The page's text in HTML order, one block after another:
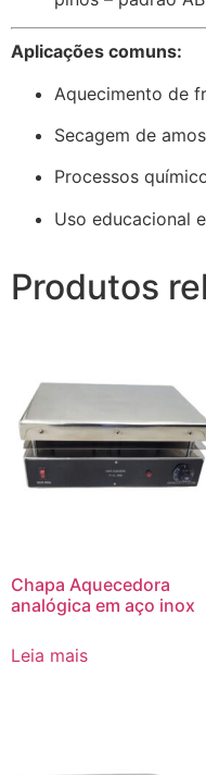
Aplicações comuns:
Aquecimento de
Secagem de
Processos
Uso educacional
Produtos
Chapa Aquecedora
analógica em aço inox
Leia mais